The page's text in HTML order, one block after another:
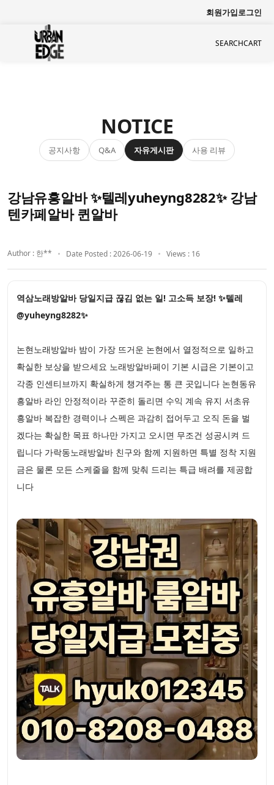
회원가입로그인
SEARCHCART
NOTICE
공지사항 Q&A 자유게시판 사용 리뷰
강남유흥알바 ✨텔레yuheyng8282✨ 강남
텐카페알바 퀸알바
Author : 한** Date Posted : 2026-06-19 Views : 16
역삼노래방알바 당일지급 끊김 없는 일! 고소득 보장! ✨텔레
@yuheyng8282✨
논현노래방알바 밤이 가장 뜨거운 논현에서 열정적으로 일하고
확실한 보상을 받으세요 노래방알바페이 기본 시급은 기본이고
각종 인센티브까지 확실하게 챙겨주는 통 큰 곳입니다 논현동유
흥알바 라인 안정적이라 꾸준히 돌리면 수익 계속 유지 서초유
흥알바 복잡한 경력이나 스펙은 과감히 접어두고 오직 돈을 벌
겠다는 확실한 목표 하나만 가지고 오시면 무조건 성공시켜 드
립니다 가락동노래방알바 친구와 함께 지원하면 특별 정착 지원
금은 물론 모든 스케줄을 함께 맞춰 드리는 특급 배려를 제공합
니다